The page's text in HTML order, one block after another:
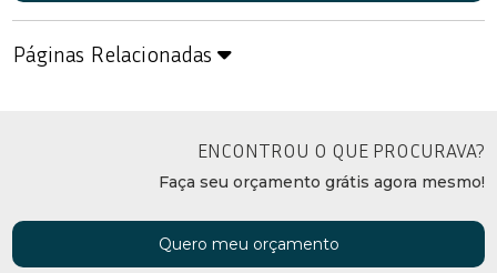
Páginas Relacionadas
ENCONTROU O QUE PROCURAVA?
Faça seu orçamento grátis agora mesmo!
Quero meu orçamento